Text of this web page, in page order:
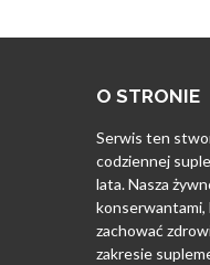
O STRONIE
Serwis ten
codziennej
lata. Nasza
konserwantami,
zachować
zakresie